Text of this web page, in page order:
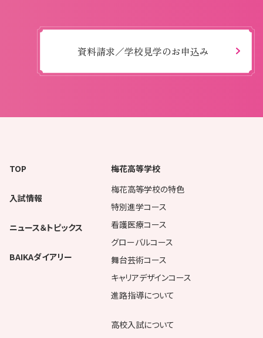
資料請求／学校見学のお申込み
TOP
入試情報
ニュース＆トピックス
BAIKAダイアリー
梅花高等学校
梅花高等学校の特色
特別進学コース
看護医療コース
グローバルコース
舞台芸術コース
キャリアデザインコース
進路指導について
高校入試について